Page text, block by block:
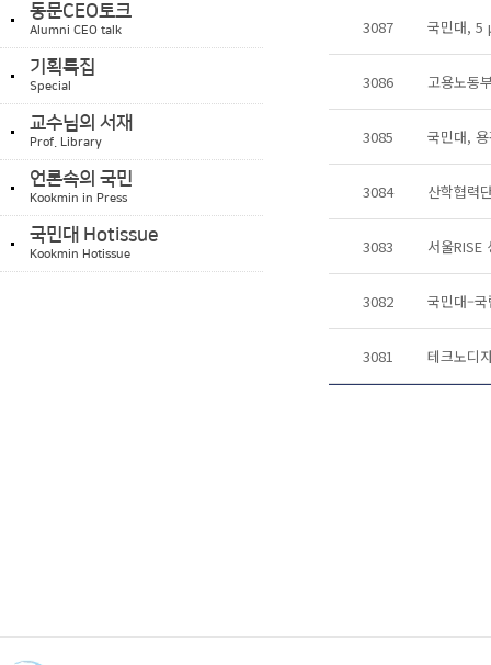
동문CEO토크
Alumni CEO talk
기획특집
Special
교수님의 서재
Prof. Library
언론속의 국민
Kookmin in Press
국민대 Hotissue
Kookmin Hotissue
3087 국민대, 5
3086 고용노동
3085 국민대,
3084 산학협력
3083 서울
3082 국민대–
3081 테크노디